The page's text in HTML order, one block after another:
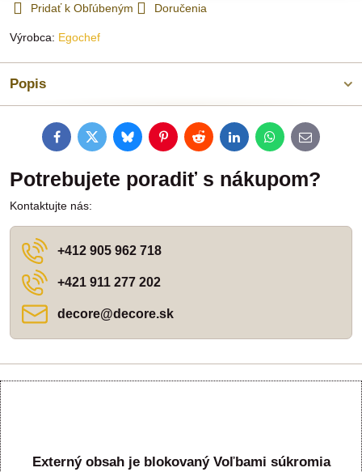
Pridať k Obľúbeným Doručenia
Výrobca: Egochef
Popis
FacebookTwitterBlueskyPinterestRedditLinkedInWhatsApp
E-
mail
Potrebujete poradiť s nákupom?
Kontaktujte nás:
+412 905 962 718
+421 911 277 202
decore​@decore​.sk
Externý obsah je blokovaný Voľbami súkromia